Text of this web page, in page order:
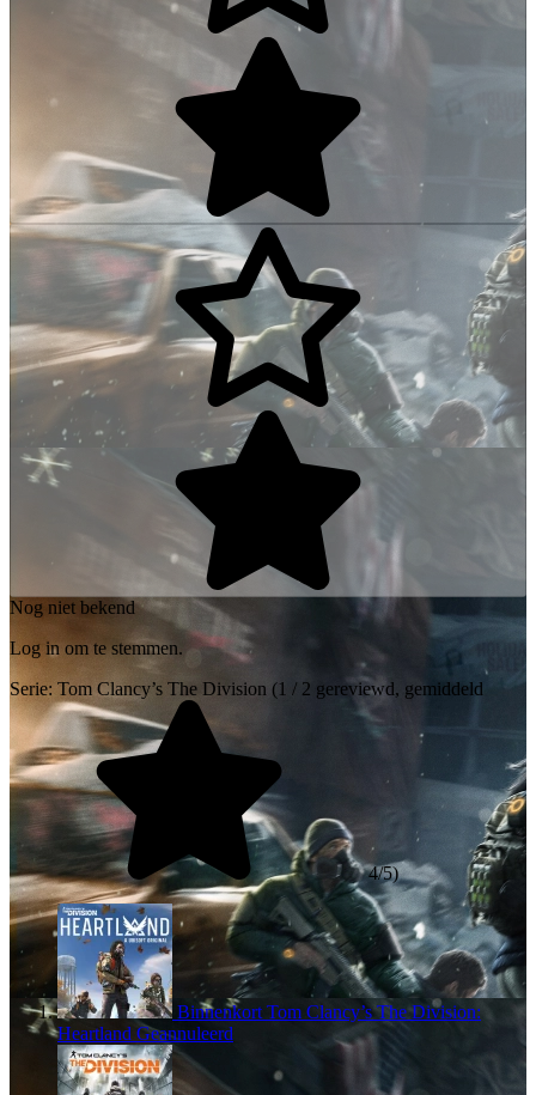
Nog niet bekend
Log in om te stemmen.
Serie: Tom Clancy’s The Division (1 / 2 gereviewd, gemiddeld
4/5)
Binnenkort Tom Clancy’s The Division:
Heartland Geannuleerd